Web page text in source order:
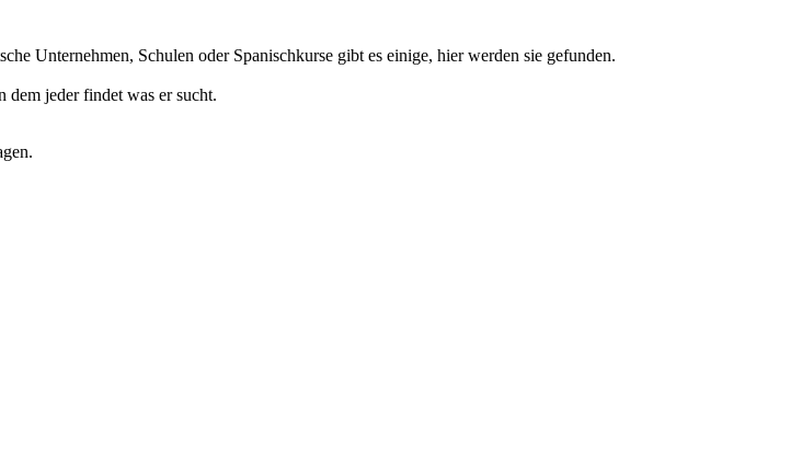
Unternehmen, Schulen oder Spanischkurse gibt es einige, hier werden sie gefunden.
dem jeder findet was er sucht.